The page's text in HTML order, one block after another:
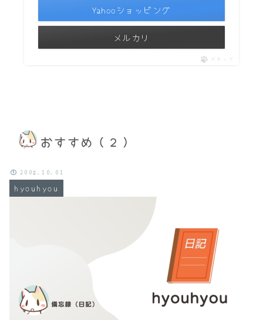
おすすめ（２）
hyouhyou
2008.10.01
Yahooショッピング
メルカリ
ポチップ